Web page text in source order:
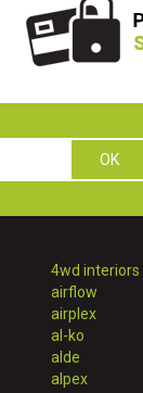
4wd interiors
airflow
airplex
al-ko
alde
alpex